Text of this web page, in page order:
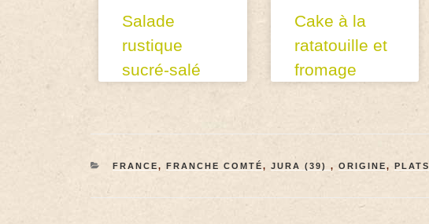
Salade
rustique
sucré-salé
Cake à la
ratatouille et
fromage
FRANCE, FRANCHE COMTÉ, JURA (39) , ORIGINE, PLATS